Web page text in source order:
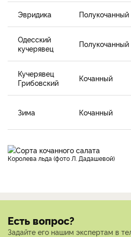
Эвридика Полукочанный
Одесский
кучерявец
Полукочанный
Кучерявец
Грибовский
Кочанный
Зима Кочанный
Королева льда (фото Л. Дадашевой)
Есть вопрос?
Задайте его нашим экспертам в